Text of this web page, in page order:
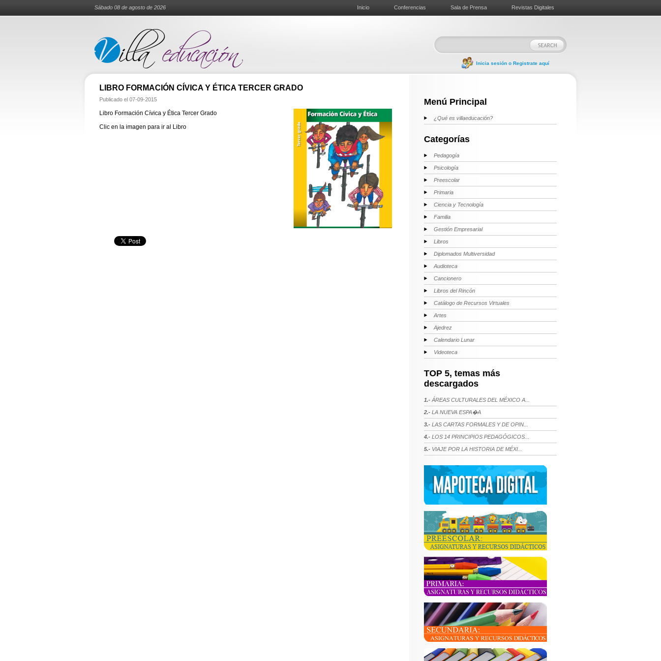
Sábado 08 de agosto de 2026 Inicio Conferencias Sala de Prensa Revistas Digitales
Inicia sesión o Registrate aquí
LIBRO FORMACIÓN CÍVICA Y ÉTICA TERCER GRADO
Publicado el 07-09-2015
Libro Formación Cívica y Ética Tercer Grado
Clic en la imagen para ir al Libro
Menú Principal
¿Qué es villaeducación?
Categorías
Pedagogía
Psicología
Preescolar
Primaria
Ciencia y Tecnología
Familia
Gestión Empresarial
Libros
Diplomados Multiversidad
Audioteca
Cancionero
Libros del Rincón
Catálogo de Recursos Virtuales
Artes
Ajedrez
Calendario Lunar
Videoteca
TOP 5, temas más
descargados
1.- ÁREAS CULTURALES DEL MÉXICO A...
2.- LA NUEVA ESPA�A
3.- LAS CARTAS FORMALES Y DE OPIN...
4.- LOS 14 PRINCIPIOS PEDAGÓGICOS...
5.- VIAJE POR LA HISTORIA DE MÉXI...